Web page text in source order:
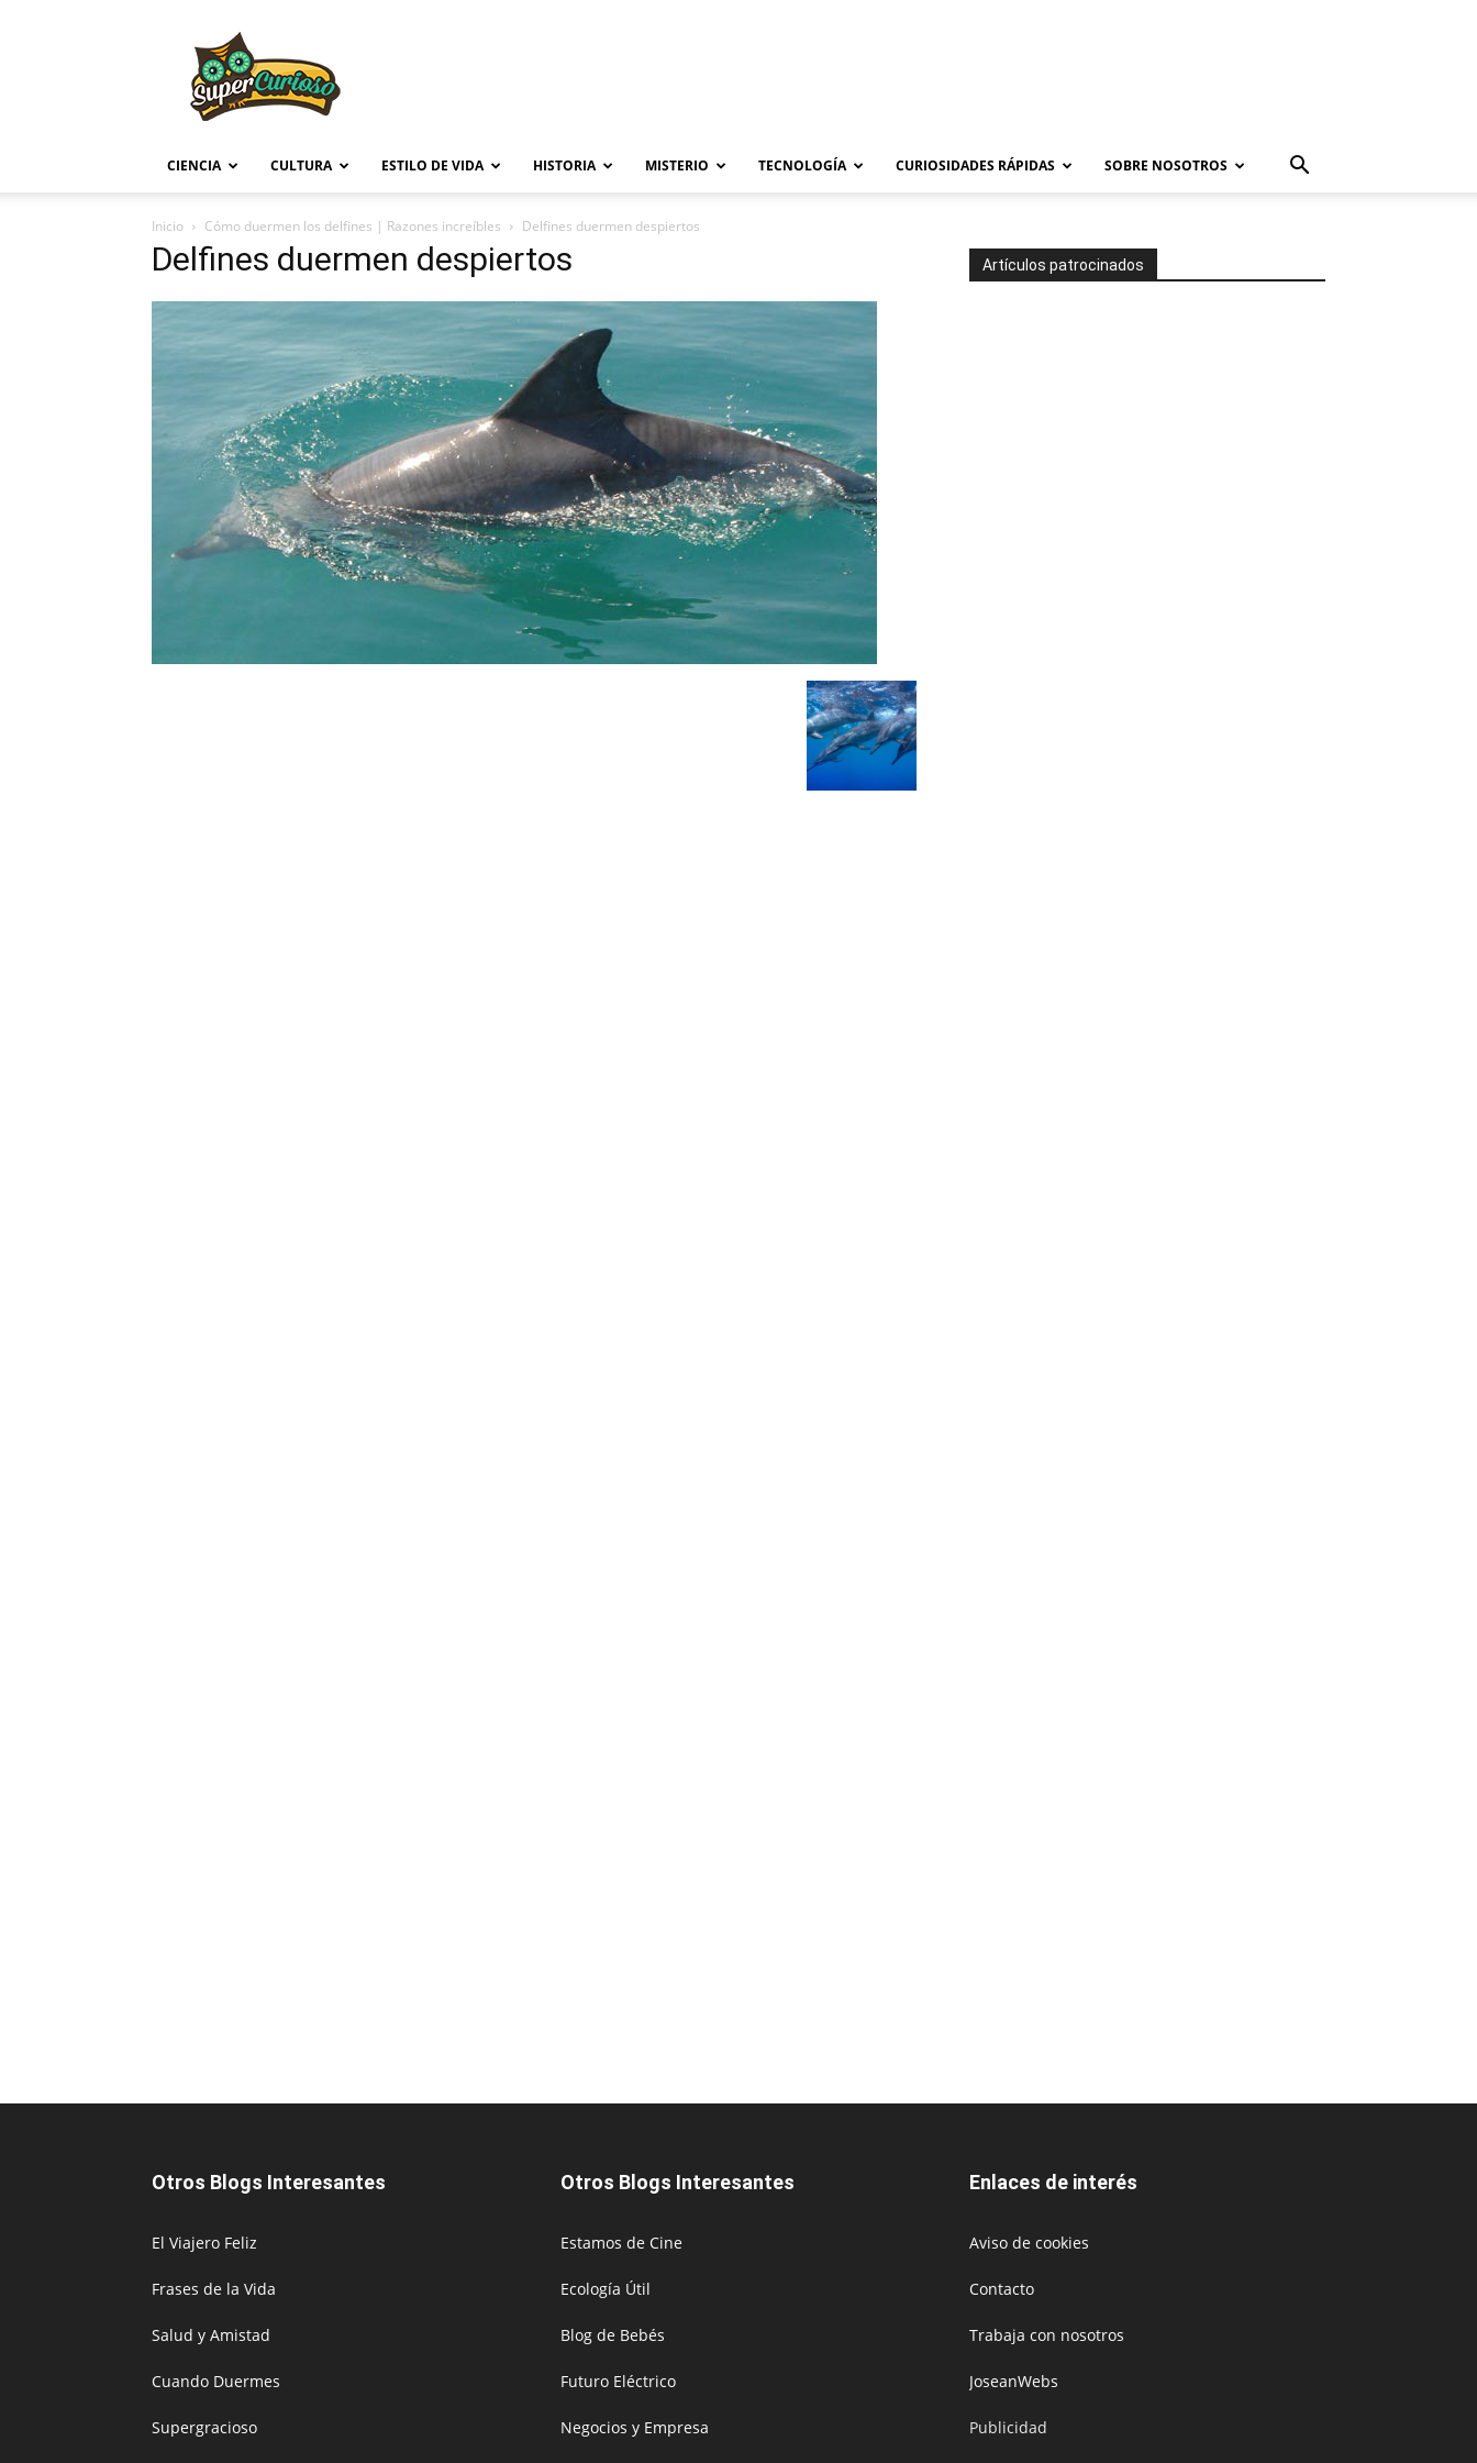
CIENCIA CULTURA ESTILO DE VIDA HISTORIA MISTERIO TECNOLOGÍA CURIOSIDADES RÁPIDAS SOBRE NOSOTROS
Inicio Cómo duermen los delfines | Razones increíbles Delfines duermen despiertos
Delfines duermen despiertos Artículos patrocinados
Otros Blogs Interesantes
El Viajero Feliz
Frases de la Vida
Salud y Amistad
Cuando Duermes
Supergracioso
Otros Blogs Interesantes
Estamos de Cine
Ecología Útil
Blog de Bebés
Futuro Eléctrico
Negocios y Empresa
Enlaces de interés
Aviso de cookies
Contacto
Trabaja con nosotros
JoseanWebs
Publicidad